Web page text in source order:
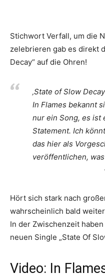
Stichwort Verfall, um die
zelebrieren gab es direkt
Decay“ auf die Ohren!
‚State of Slow
In Flames bekannt
nur ein Song, es ist
Statement. Ich
das hier als
veröffentlichen,
Hört sich stark nach
wahrscheinlich bald
In der Zwischenzeit
neuen Single „State Of
Video: In